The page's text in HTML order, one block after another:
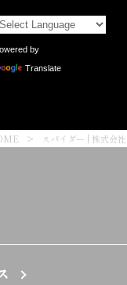
by
Translate
> スパイダー | 株式会